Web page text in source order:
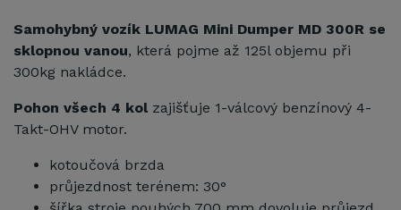
Samohybný vozík LUMAG Mini Dumper MD 300R se
sklopnou vanou, která pojme až 125l objemu při
300kg nakládce.
Pohon všech 4 kolzajišťuje 1-válcový benzínový 4-
Takt-OHV motor.
kotoučová brzda
průjezdnost terénem: 30°